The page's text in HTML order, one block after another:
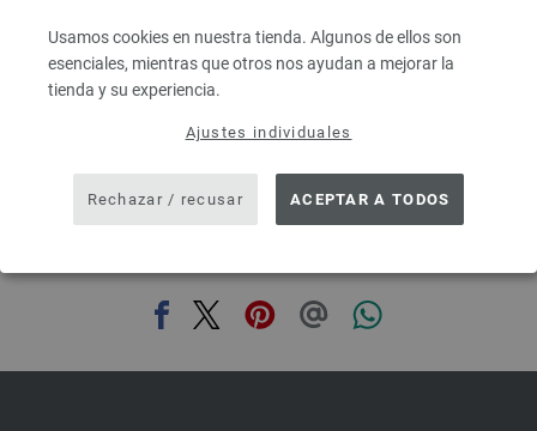
Usamos cookies en nuestra tienda. Algunos de ellos son
esenciales, mientras que otros nos ayudan a mejorar la
tienda y su experiencia.
Ajustes individuales
Rechazar / recusar ACEPTAR A TODOS
2,48 €RRP:5,00 €
2,90 $
IVA no incluido, más gastos de envío, Precio base:49,60 € / kg